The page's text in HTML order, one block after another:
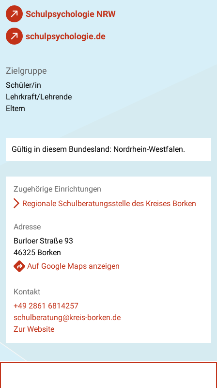
Schulpsychologie NRW
schulpsychologie.de
Zielgruppe
Schüler/in
Lehrkraft/Lehrende
Eltern
Gültig in diesem Bundesland: Nordrhein-Westfalen.
Zugehörige Einrichtungen
Regionale Schulberatungsstelle des Kreises Borken
Adresse
Burloer Straße 93
46325 Borken
Auf Google Maps anzeigen
Kontakt
Telefon
+49 2861 6814257
E-Mail
schulberatung@kreis-borken.de
Website
Zur Website